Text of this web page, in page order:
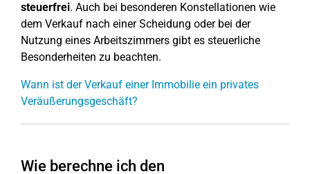
steuerfrei. Auch bei besonderen Konstellationen wie
dem Verkauf nach einer Scheidung oder bei der
Nutzung eines Arbeitszimmers gibt es steuerliche
Besonderheiten zu beachten.
Wann ist der Verkauf einer Immobilie ein privates
Veräußerungsgeschäft?
Wie berechne ich den